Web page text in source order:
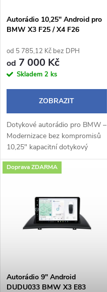
p
r
o
u
k
t
s
p
r
o
d
u
k
Autorádio 10,25" Android pro
BMW X3 F25 / X4 F26
od 5 785,12 Kč bez DPH
od 7 000 Kč
Skladem 2 ks
ZOBRAZIT
Dotykové autorádio pro BMW –
Modernizace bez kompromisů
10,25" kapacitní dotykový
displej – přehledný a rychlý
systém s intuitivním
Doprava ZDARMA
Autorádio 9" Android
DUDU033 BMW X3 E83